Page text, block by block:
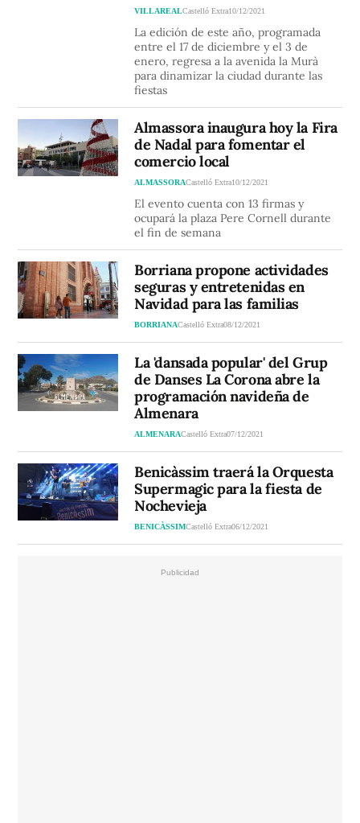
VILLAREALCastelló Extra10/12/2021
La edición de este año, programada
entre el 17 de diciembre y el 3 de
enero, regresa a la avenida la Murà
para dinamizar la ciudad durante las
fiestas
Almassora inaugura hoy la Fira
de Nadal para fomentar el
comercio local
ALMASSORACastelló Extra10/12/2021
El evento cuenta con 13 firmas y
ocupará la plaza Pere Cornell durante
el fin de semana
Borriana propone actividades
seguras y entretenidas en
Navidad para las familias
BORRIANACastelló Extra08/12/2021
La 'dansada popular' del Grup
de Danses La Corona abre la
programación navideña de
Almenara
ALMENARACastelló Extra07/12/2021
Benicàssim traerá la Orquesta
Supermagic para la fiesta de
Nochevieja
BENICÀSSIMCastelló Extra06/12/2021